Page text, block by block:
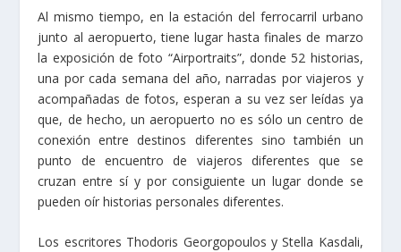
Al mismo tiempo, en la estación del ferrocarril urbano
junto al aeropuerto, tiene lugar hasta finales de marzo
la exposición de foto “Airportraits”, donde 52 historias,
una por cada semana del año, narradas por viajeros y
acompañadas de fotos, esperan a su vez ser leídas ya
que, de hecho, un aeropuerto no es sólo un centro de
conexión entre destinos diferentes sino también un
punto de encuentro de viajeros diferentes que se
cruzan entre sí y por consiguiente un lugar donde se
pueden oír historias personales diferentes.
Los escritores Thodoris Georgopoulos y Stella Kasdali,